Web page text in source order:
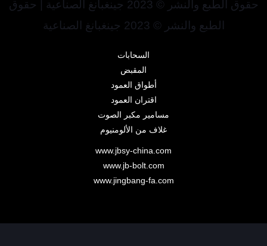
حقوق الطبع والنشر © 2023 جينغبانغ الصناعية | حقوق
الطبع والنشر © 2023 جينغبانغ الصناعية
السحابات
المقبض
أطواق العمود
اقتران العمود
مسامير مكبر الصوت
غلاف من الألومنيوم
www.jbsy-china.com
www.jb-bolt.com
www.jingbang-fa.com